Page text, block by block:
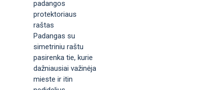
padangos
protektoriaus
raštas
Padangas su
simetriniu raštu
pasirenka tie, kurie
dažniausiai važinėja
mieste ir itin